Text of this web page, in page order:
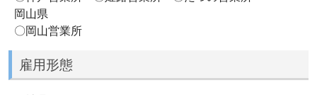
岡山県
〇岡山営業所
雇用形態